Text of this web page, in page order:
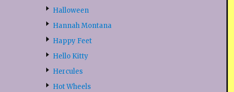
Halloween
Hannah Montana
Happy Feet
Hello Kitty
Hercules
Hot Wheels